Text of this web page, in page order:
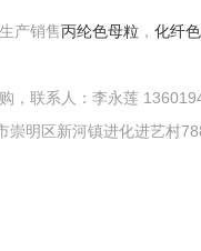
产销售丙纶色母粒 ， 化纤
，联系人：李永莲
明区新河镇进化进艺村